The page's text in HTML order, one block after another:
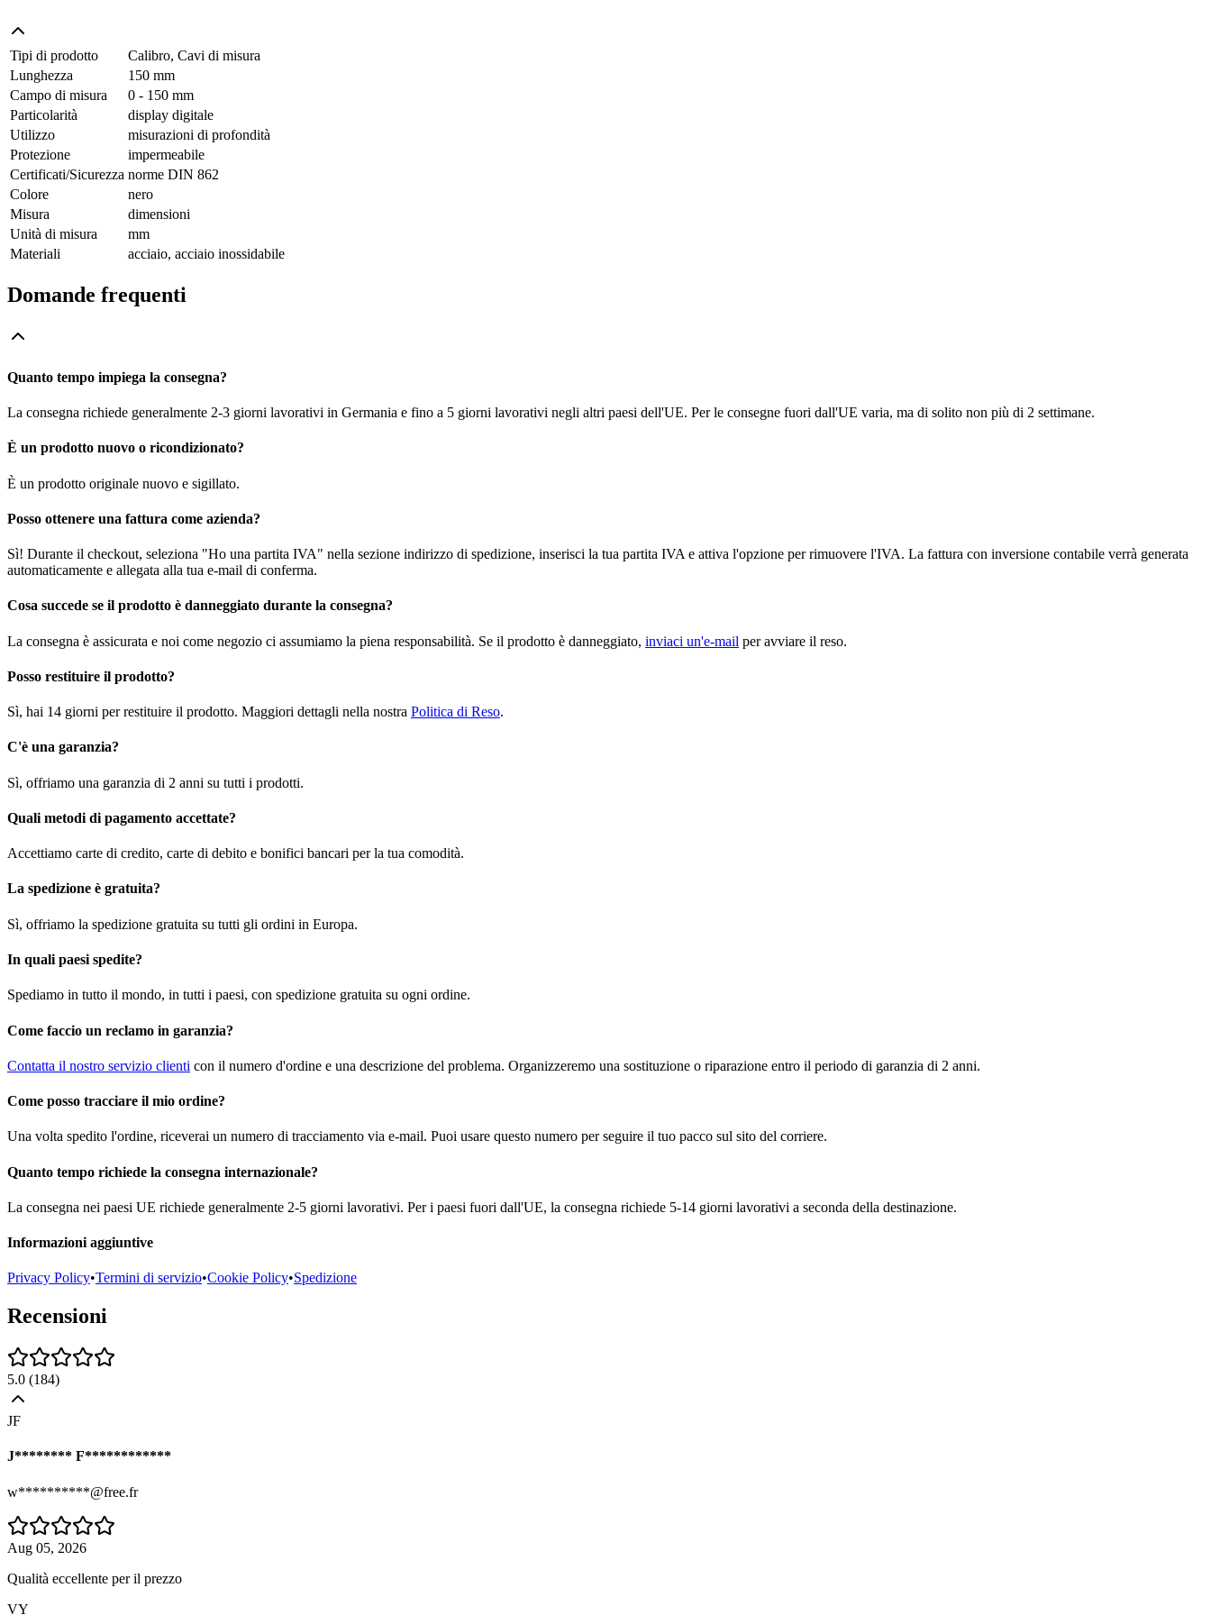
Tipi di prodotto
Calibro, Cavi di misura
Lunghezza
150 mm
Campo di misura
0 - 150 mm
Particolarità
display digitale
Utilizzo
misurazioni di profondità
Protezione
impermeabile
Certificati/Sicurezza norme DIN 862
Colore
nero
Misura
dimensioni
Unità di misura
mm
Materiali
acciaio, acciaio inossidabile
Domande frequenti
Quanto tempo impiega la consegna?
La consegna richiede generalmente 2-3 giorni lavorativi in Germania e fino a 5 giorni lavorativi negli altri paesi dell'UE. Per le consegne fuori dall'UE varia, ma di solito non più di 2 settimane.
È un prodotto nuovo o ricondizionato?
È un prodotto originale nuovo e sigillato.
Posso ottenere una fattura come azienda?
Sì! Durante il checkout, seleziona "Ho una partita IVA" nella sezione indirizzo di spedizione, inserisci la tua partita IVA e attiva l'opzione per rimuovere l'IVA. La fattura con inversione contabile verrà generata
automaticamente e allegata alla tua e-mail di conferma.
Cosa succede se il prodotto è danneggiato durante la consegna?
La consegna è assicurata e noi come negozio ci assumiamo la piena responsabilità. Se il prodotto è danneggiato, inviaci un'e-mail per avviare il reso.
Posso restituire il prodotto?
Sì, hai 14 giorni per restituire il prodotto. Maggiori dettagli nella nostra Politica di Reso.
C'è una garanzia?
Sì, offriamo una garanzia di 2 anni su tutti i prodotti.
Quali metodi di pagamento accettate?
Accettiamo carte di credito, carte di debito e bonifici bancari per la tua comodità.
La spedizione è gratuita?
Sì, offriamo la spedizione gratuita su tutti gli ordini in Europa.
In quali paesi spedite?
Spediamo in tutto il mondo, in tutti i paesi, con spedizione gratuita su ogni ordine.
Come faccio un reclamo in garanzia?
Contatta il nostro servizio clienti con il numero d'ordine e una descrizione del problema. Organizzeremo una sostituzione o riparazione entro il periodo di garanzia di 2 anni.
Come posso tracciare il mio ordine?
Una volta spedito l'ordine, riceverai un numero di tracciamento via e-mail. Puoi usare questo numero per seguire il tuo pacco sul sito del corriere.
Quanto tempo richiede la consegna internazionale?
La consegna nei paesi UE richiede generalmente 2-5 giorni lavorativi. Per i paesi fuori dall'UE, la consegna richiede 5-14 giorni lavorativi a seconda della destinazione.
Informazioni aggiuntive
Privacy Policy•Termini di servizio•Cookie Policy•Spedizione
Recensioni
5.0 (184)
JF
J******** F************
w**********@free.fr
Aug 05, 2026
Qualità eccellente per il prezzo
VY